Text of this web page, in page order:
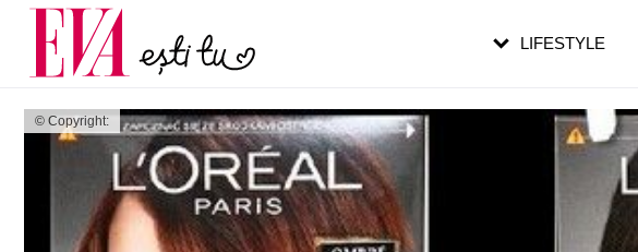
© Copyright:
LIFESTYLE
Carieră
Actualitate